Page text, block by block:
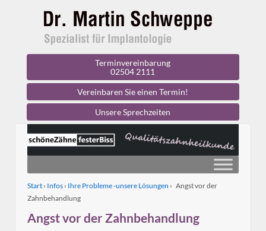
Terminvereinbarung
02504 2111
Vereinbaren Sie einen Termin!
Unsere Sprechzeiten
Start › Infos › Ihre Probleme -unsere Lösungen › Angst vor der
Zahnbehandlung
Angst vor der Zahnbehandlung